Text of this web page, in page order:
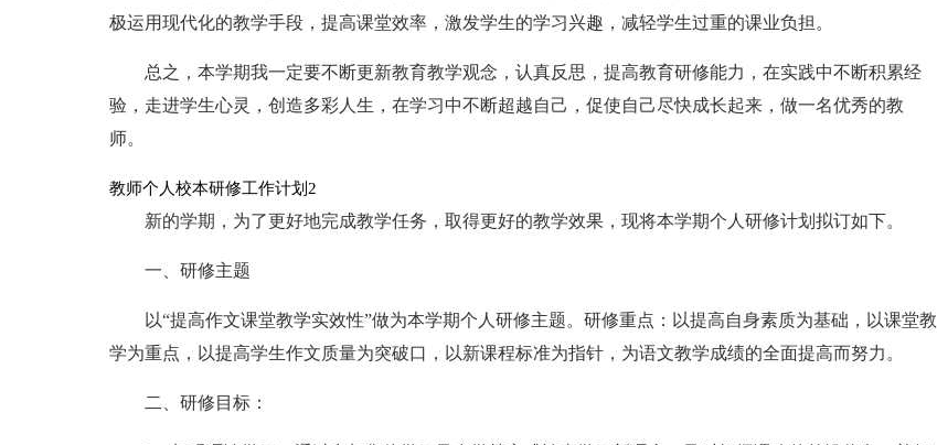
极运用现代化的教学手段，提高课堂效率，激发学生的学习兴趣，减轻学生过重的课业负担。
总之，本学期我一定要不断更新教育教学观念，认真反思，提高教育研修能力，在实践中不断积累经
验，走进学生心灵，创造多彩人生，在学习中不断超越自己，促使自己尽快成长起来，做一名优秀的教
师。
教师个人校本研修工作计划2
新的学期，为了更好地完成教学任务，取得更好的教学效果，现将本学期个人研修计划拟订如下。
一、研修主题
以“提高作文课堂教学实效性”做为本学期个人研修主题。研修重点：以提高自身素质为基础，以课堂教
学为重点，以提高学生作文质量为突破口，以新课程标准为指针，为语文教学成绩的全面提高而努力。
二、研修目标：